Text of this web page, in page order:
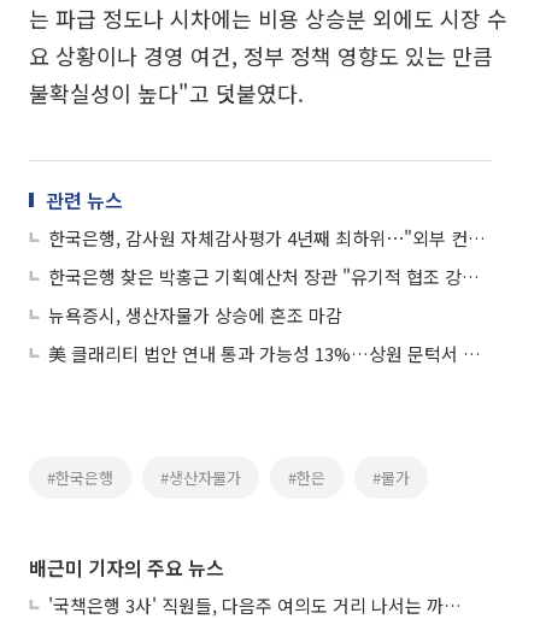
는 파급 정도나 시차에는 비용 상승분 외에도 시장 수
요 상황이나 경영 여건, 정부 정책 영향도 있는 만큼
불확실성이 높다"고 덧붙였다.
관련 뉴스
한국은행, 감사원 자체감사평가 4년째 최하위⋯"외부 컨설팅 등 통해 개선"
한국은행 찾은 박홍근 기획예산처 장관 "유기적 협조 강구 차 방문"
뉴욕증시, 생산자물가 상승에 혼조 마감
美 클래리티 법안 연내 통과 가능성 13%…상원 문턱서 제동
#한국은행 #생산자물가 #한은 #물가
배근미 기자의 주요 뉴스
'국책은행 3사' 직원들, 다음주 여의도 거리 나서는 까닭은